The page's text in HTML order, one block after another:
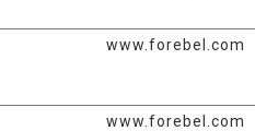
www.forebel.com
www.forebel.com